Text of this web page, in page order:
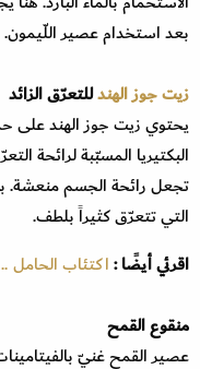
بعد استخدام عصير اللّيمون.
زيت جوز الهندللتعرّق الزائد
يحتوي زيت جوز الهند على
البكتيريا المسبّبة لرائحة
تجعل رائحة الجسم منعشة.
التي تتعرّق كثيراً بلطف.
اقرئي أيضًا :اكتئاب الحامل
منقوع القمح
عصير القمح غنيّ